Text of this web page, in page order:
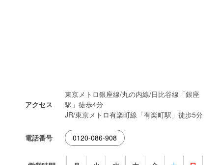
アクセス
東京メトロ銀座線/丸の内線/日比谷線「銀座
駅」徒歩4分
JR/東京メトロ有楽町線「有楽町駅」徒歩5分
電話番号 0120-086-908